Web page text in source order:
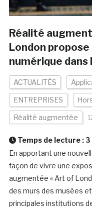
Réalité
London
numérique dans
ACTUALITÉS
ENTREPRISES
Réalité augmentée
Temps de lecture : 3
En apportant une
façon de vivre une
augmentée « Art of
des murs des musées
principales institutions